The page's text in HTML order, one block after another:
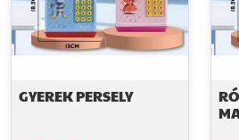
GYEREK PERSELY